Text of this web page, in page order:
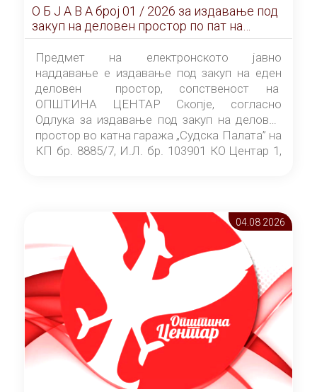
О Б Ј А В А брoj 01 / 2026 за издавање под
закуп на деловен простор по пат на
ЕЛЕКТРОНСКО ЈАВНО НАДДАВАЊЕ
Предмет на електронското јавно
наддавање е издавање под закуп на еден
деловен простор, сопственост на
ОПШТИНА ЦЕНТАР Скопје, согласно
Одлука за издавање под закуп на деловен
простор во катна гаража „Судска Палата” на
КП бр. 8885/7, И.Л. бр. 103901 КО Центар 1,
Скопје” број 9/2026), за времетраење од 3
(три) години од денот на потпишувањето на
Договорот за закуп со најповолниот
понудувач.
04.08 2026